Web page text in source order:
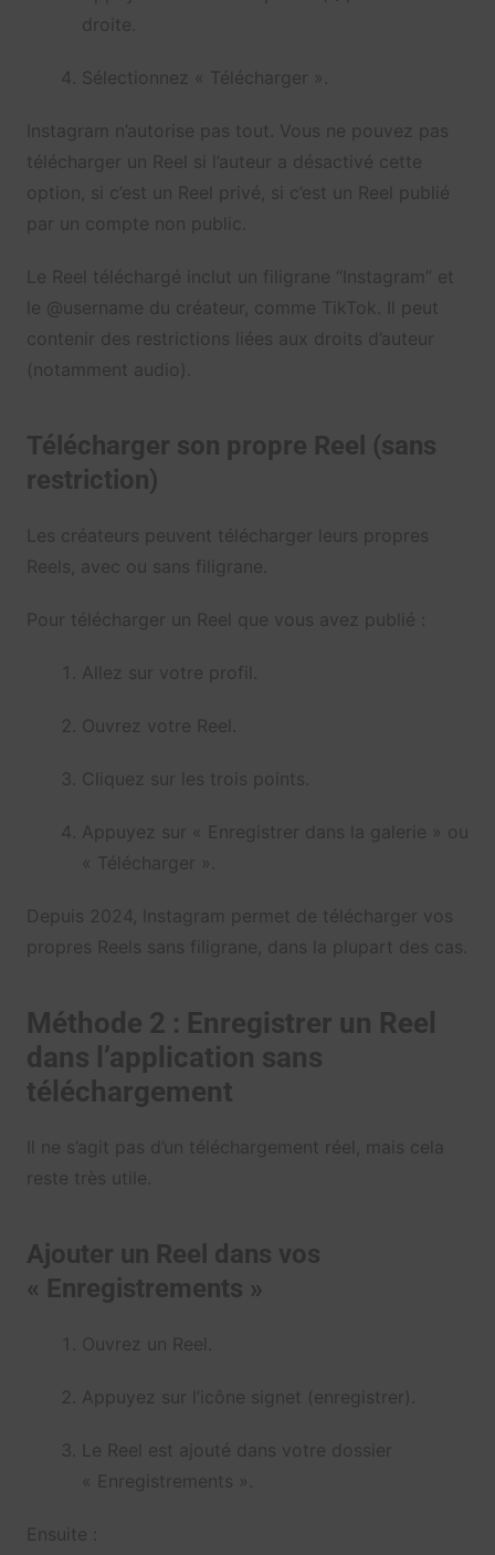
droite.
Sélectionnez « Télécharger ».
Instagram n’autorise pas tout. Vous ne pouvez pas
télécharger un Reel si l’auteur a désactivé cette
option, si c’est un Reel privé, si c’est un Reel publié
par un compte non public.
Le Reel téléchargé inclut un filigrane “Instagram” et
le @username du créateur, comme TikTok. Il peut
contenir des restrictions liées aux droits d’auteur
(notamment audio).
Télécharger son propre Reel (sans
restriction)
Les créateurs peuvent télécharger leurs propres
Reels, avec ou sans filigrane.
Pour télécharger un Reel que vous avez publié :
Allez sur votre profil.
Ouvrez votre Reel.
Cliquez sur les trois points.
Appuyez sur « Enregistrer dans la galerie » ou
« Télécharger ».
Depuis 2024, Instagram permet de télécharger vos
propres Reels sans filigrane, dans la plupart des cas.
Méthode 2 : Enregistrer un Reel
dans l’application sans
téléchargement
Il ne s’agit pas d’un téléchargement réel, mais cela
reste très utile.
Ajouter un Reel dans vos
« Enregistrements »
Ouvrez un Reel.
Appuyez sur l’icône signet (enregistrer).
Le Reel est ajouté dans votre dossier
« Enregistrements ».
Ensuite :